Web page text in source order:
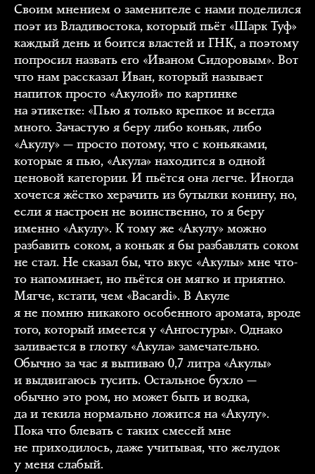
Своим мнением о заменителе с нами поделился
поэт из Владивостока, который пьёт «Шарк Туф»
каждый день и боится властей и ГНК, а поэтому
попросил назвать его «Иваном Сидоровым». Вот
что нам рассказал Иван, который называет
напиток просто «Акулой» по картинке
на этикетке: «Пью я только крепкое и всегда
много. Зачастую я беру либо коньяк, либо
«Акулу» — просто потому, что с коньяками,
которые я пью, «Акула» находится в одной
ценовой категории. И пьётся она легче. Иногда
хочется жёстко херачить из бутылки конину, но,
если я настроен не воинственно, то я беру
именно «Акулу». К тому же «Акулу» можно
разбавить соком, а коньяк я бы разбавлять соком
не стал. Не сказал бы, что вкус «Акулы» мне что-
то напоминает, но пьётся он мягко и приятно.
Мягче, кстати, чем «Bacardi». В Акуле
я не помню никакого особенного аромата, вроде
того, который имеется у «Ангостуры». Однако
заливается в глотку «Акула» замечательно.
Обычно за час я выпиваю 0,7 литра «Акулы»
и выдвигаюсь тусить. Остальное бухло —
обычно это ром, но может быть и водка,
да и текила нормально ложится на «Акулу».
Пока что блевать с таких смесей мне
не приходилось, даже учитывая, что желудок
у меня слабый.